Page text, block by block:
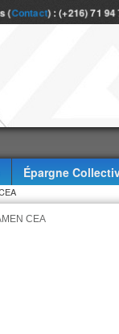
(Contact) : (+216) 71
Épargne
CEA